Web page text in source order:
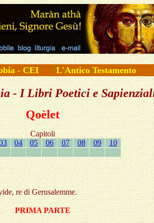
- CEI L'Antico Testamento
- I Libri Poetici e
Qoèlet
Capitoli
04 05 06 07 08 09
10
re di Gerusalemme.
PRIMA PARTE